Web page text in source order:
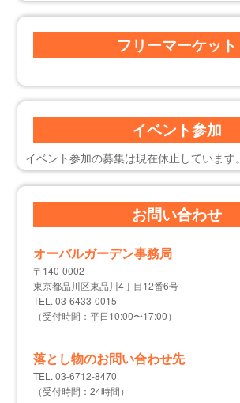
フリーマーケット
イベント参加
イベント参加の募集は現在休止しています。
お問い合わせ
オーバルガーデン事務局
〒140-0002
東京都品川区東品川4丁目12番6号
TEL. 03-6433-0015
（受付時間：平日10:00〜17:00）
落とし物のお問い合わせ先
TEL. 03-6712-8470
（受付時間：24時間）